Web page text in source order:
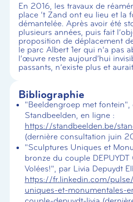
En 2016, les travaux de
place ‘t Zand ont eu lieu et la
démantelée. Après avoir été
plusieurs années, puis fait
proposition de déplacement
le parc Albert 1er qui n’a pas
l’œuvre reste aujourd’hui
passants, n’existe plus et
Bibliographie
"Beeldengroep met fontein",
Standbeelden, en ligne :
https://standbeelden.be/
(dernière consultation juin
"Sculptures Uniques et
bronze du couple DEPUYDT
Volées!", par Livia Depuydt
https://fr.linkedin.com/
uniques-et-monumentales-